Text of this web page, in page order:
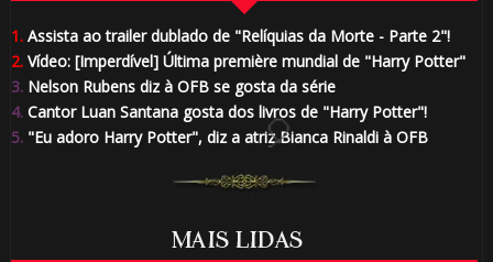
1.Assista ao trailer dublado de "Relíquias da Morte - Parte 2"!
2.Vídeo: [Imperdível] Última première mundial de "Harry Potter"
3.Nelson Rubens diz à OFB se gosta da série
4.Cantor Luan Santana gosta dos livros de "Harry Potter"!
5."Eu adoro Harry Potter", diz a atriz Bianca Rinaldi à OFB
MAIS LIDAS